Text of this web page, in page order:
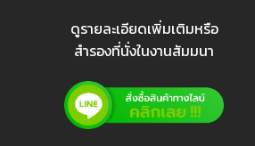
ดูรายละเอียดเพิ่มเติมหรือ
สำรองที่นั่งในงานสัมมนา